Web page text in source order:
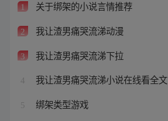
1 关于绑架的小说言情推荐
2 我让渣男痛哭流涕动漫
3 我让渣男痛哭流涕下拉
4 我让渣男痛哭流涕小说在线看全文
5 绑架类型游戏